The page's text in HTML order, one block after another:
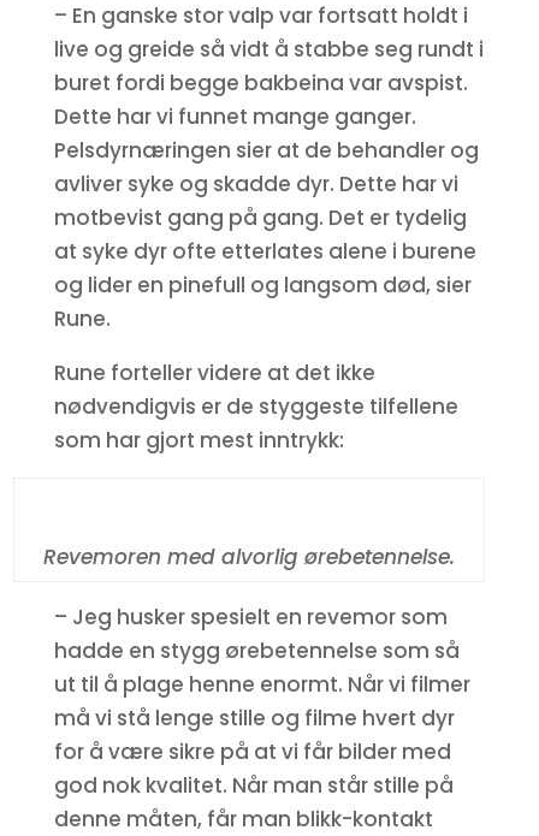
– En ganske stor valp var fortsatt holdt i
live og greide så vidt å stabbe seg rundt i
buret fordi begge bakbeina var avspist.
Dette har vi funnet mange ganger.
Pelsdyrnæringen sier at de behandler og
avliver syke og skadde dyr. Dette har vi
motbevist gang på gang. Det er tydelig
at syke dyr ofte etterlates alene i burene
og lider en pinefull og langsom død, sier
Rune.
Rune forteller videre at det ikke
nødvendigvis er de styggeste tilfellene
som har gjort mest inntrykk:
Revemoren med alvorlig ørebetennelse.
– Jeg husker spesielt en revemor som
hadde en stygg ørebetennelse som så
ut til å plage henne enormt. Når vi filmer
må vi stå lenge stille og filme hvert dyr
for å være sikre på at vi får bilder med
god nok kvalitet. Når man står stille på
denne måten, får man blikk-kontakt